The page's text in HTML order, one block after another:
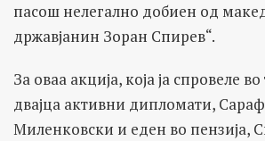
пасош нелегално добиен од
државјанин Зоран Спирев“.
За оваа акција, која ја спровеле
двајца активни дипломати,
Миленковски и еден во пензија,